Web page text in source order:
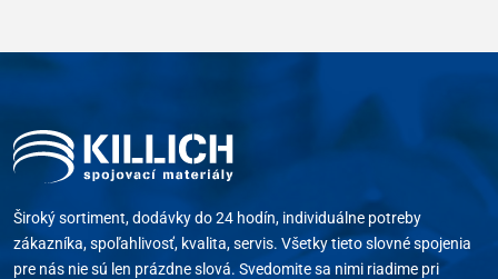
Široký sortiment, dodávky do 24 hodín, individuálne potreby
zákazníka, spoľahlivosť, kvalita, servis. Všetky tieto slovné spojenia
pre nás nie sú len prázdne slová. Svedomite sa nimi riadime pri